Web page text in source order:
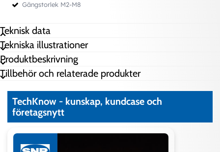
Gängstorlek M2-M8
Teknisk data
D*Rec (Håldiameter i plasten)
Gänga
M2 x 0.4
Längd
3,99 mm
T (Tjocklek fläns)
Tekniska illustrationer
Produktbeskrivning
Tillbehör och relaterade produkter
TechKnow - kunskap, kundcase och
företagsnytt